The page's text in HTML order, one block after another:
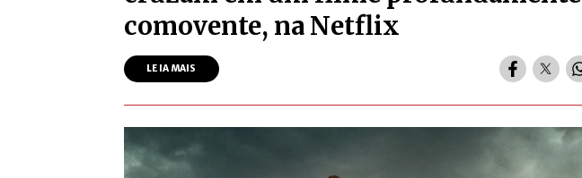
comovente, na Netflix
LEIA MAIS